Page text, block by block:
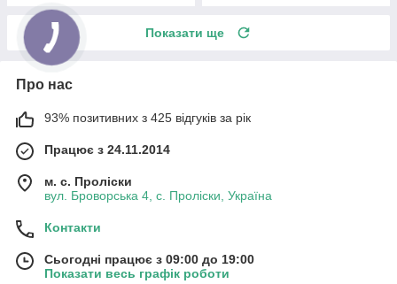
Показати ще
Про нас
93% позитивних з 425 відгуків за рік
Працює з 24.11.2014
м. с. Проліски
вул. Броворська 4, с. Проліски, Україна
Контакти
Сьогодні працює з 09:00 до 19:00
Показати весь графік роботи